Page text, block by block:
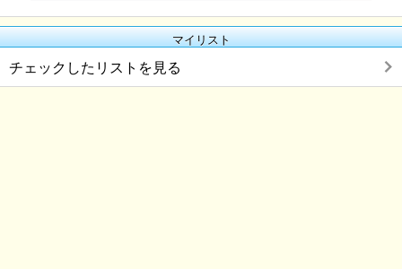
マイリスト
チェックしたリストを見る